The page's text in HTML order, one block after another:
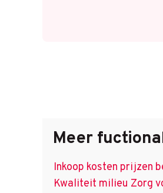
Meer
Inkoop kosten prijzen
Kwaliteit milieu Zorg